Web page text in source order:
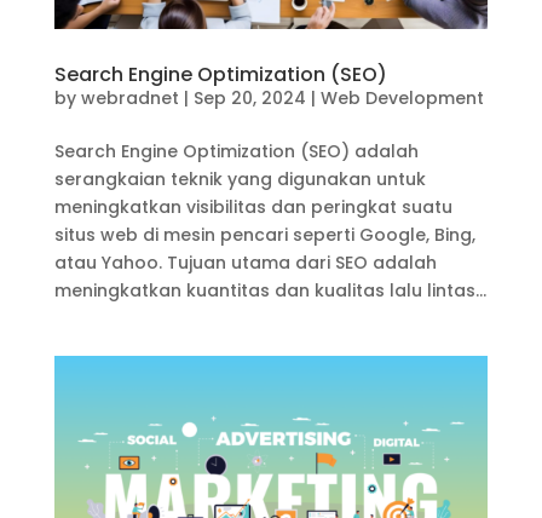
Search Engine Optimization (SEO)
by webradnet | Sep 20, 2024 | Web Development
Search Engine Optimization (SEO) adalah
serangkaian teknik yang digunakan untuk
meningkatkan visibilitas dan peringkat suatu
situs web di mesin pencari seperti Google, Bing,
atau Yahoo. Tujuan utama dari SEO adalah
meningkatkan kuantitas dan kualitas lalu lintas...